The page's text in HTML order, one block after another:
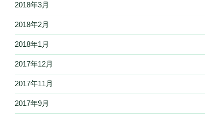
2018年3月
2018年2月
2018年1月
2017年12月
2017年11月
2017年9月